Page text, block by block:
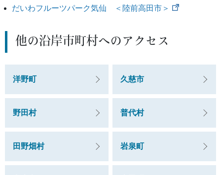
だいわフルーツパーク気仙 ＜陸前高田市＞
他の沿岸市町村へのアクセス
洋野町 久慈市
野田村 普代村
田野畑村 岩泉町